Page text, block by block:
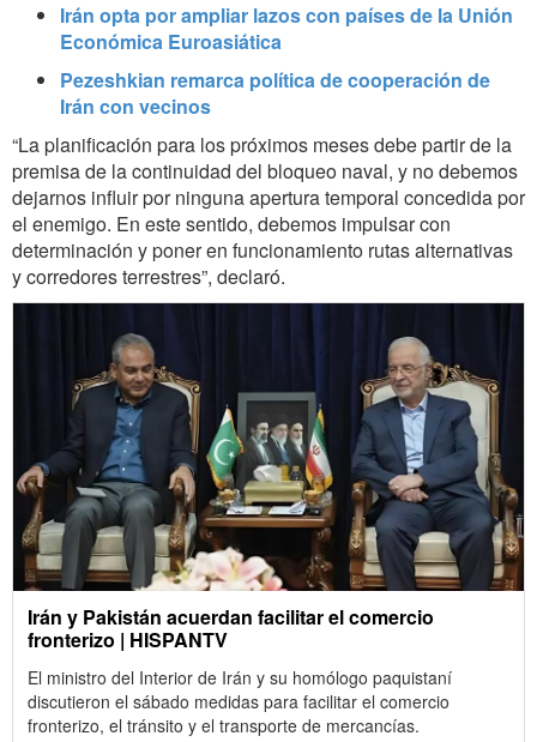
Irán opta por ampliar lazos con países de la Unión
Económica Euroasiática
Pezeshkian remarca política de cooperación de
Irán con vecinos
“La planificación para los próximos meses debe partir de la
premisa de la continuidad del bloqueo naval, y no debemos
dejarnos influir por ninguna apertura temporal concedida por
el enemigo. En este sentido, debemos impulsar con
determinación y poner en funcionamiento rutas alternativas
y corredores terrestres”, declaró.
Irán y Pakistán acuerdan facilitar el comercio
fronterizo | HISPANTV
El ministro del Interior de Irán y su homólogo paquistaní
discutieron el sábado medidas para facilitar el comercio
fronterizo, el tránsito y el transporte de mercancías.